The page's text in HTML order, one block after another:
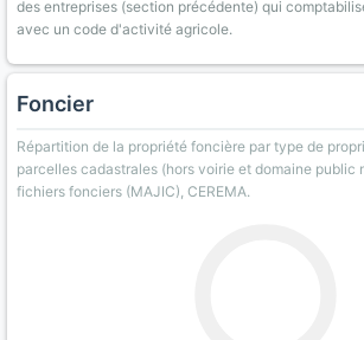
des entreprises (section précédente) qui
avec un code d'activité agricole.
Foncier
Répartition de la propriété foncière par type de
parcelles cadastrales (hors voirie et domaine public
fichiers fonciers (MAJIC), CEREMA.